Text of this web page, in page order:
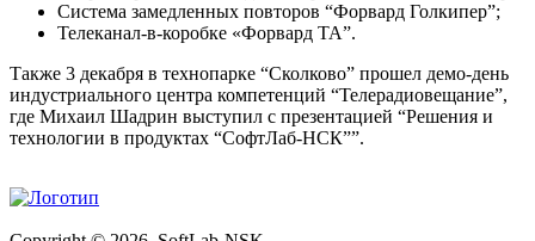
Система замедленных повторов “Форвард Голкипер”;
Телеканал-в-коробке «Форвард ТА”.
Также 3 декабря в технопарке “Сколково” прошел демо-день
индустриального центра компетенций “Телерадиовещание”,
где Михаил Шадрин выступил с презентацией “Решения и
технологии в продуктах “СофтЛаб-НСК””.